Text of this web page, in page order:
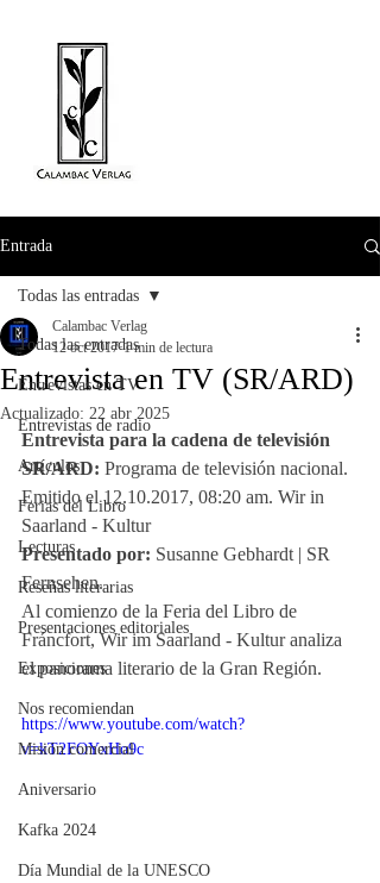
Entrada
Todas las entradas
Entrevistas en TV
Entrevistas de radio
Artículos
Ferias del Libro
Lecturas
Reseñas literarias
Presentaciones editoriales
Exposiciones
Nos recomiendan
Misión comercial
Aniversario
Kafka 2024
Día Mundial de la UNESCO
Todas las entradas
Entrevista en TV (SR/ARD)
Calambac Verlag
12 oct 2017 1 min de lectura
Actualizado: 22 abr 2025
Entrevista para la cadena de televisión
SR/ARD: Programa de televisión nacional.
Emitido el 12.10.2017, 08:20 am. Wir in
Saarland - Kultur
Presentado por: Susanne Gebhardt | SR
Fernsehen.
Al comienzo de la Feria del Libro de
Fráncfort, Wir im Saarland - Kultur analiza
el panorama literario de la Gran Región.
https://www.youtube.com/watch?
v=kT2FOYxHo9c